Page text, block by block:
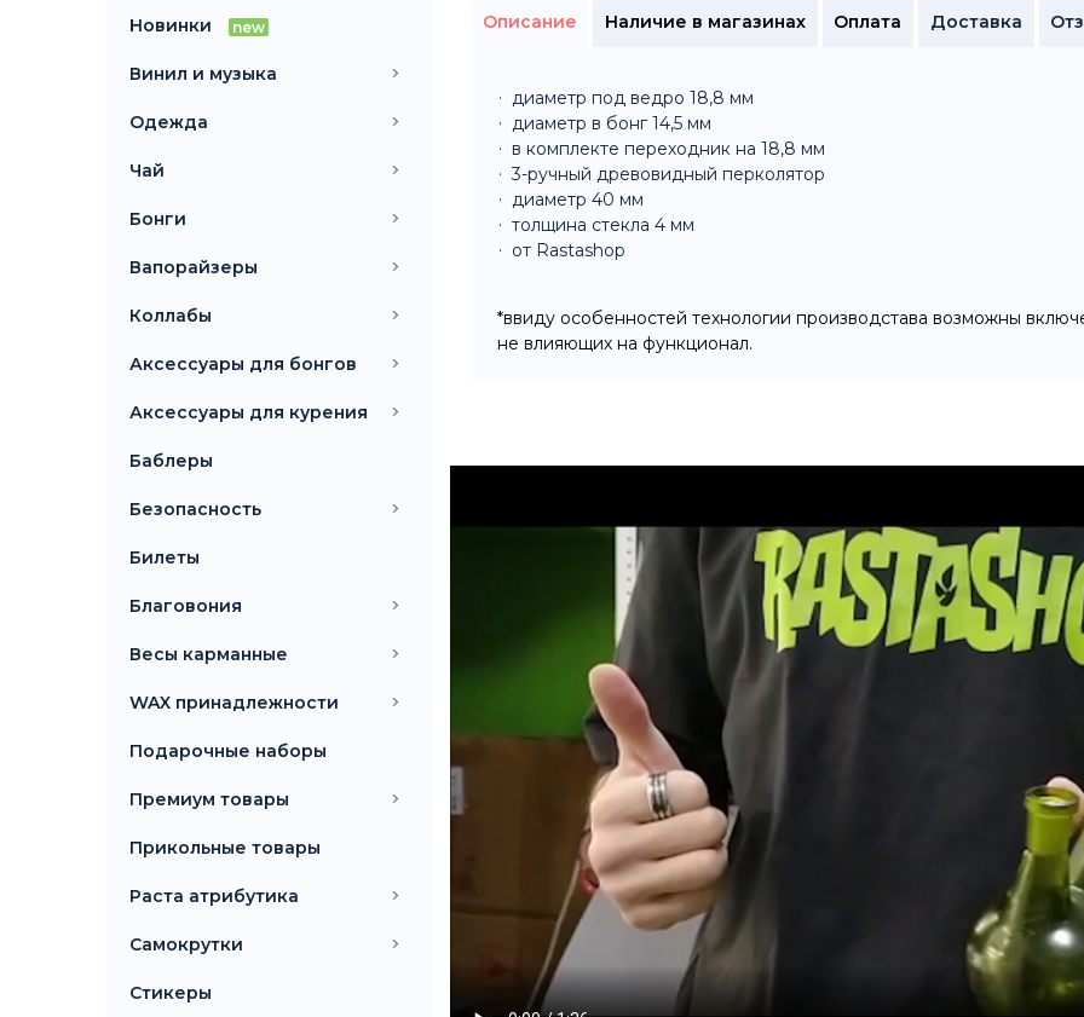
Новинки new
Винил и музыка
Одежда
Чай
Бонги
Вапорайзеры
Коллабы
Аксессуары для бонгов
Аксессуары для курения
Баблеры
Безопасность
Билеты
Благовония
Весы карманные
WAX принадлежности
Подарочные наборы
Премиум товары
Прикольные товары
Раста атрибутика
Самокрутки
Стикеры
Описание
диаметр под ведро 18,8 мм
диаметр в бонг 14,5 мм
в комплекте переходник на 18,8 мм
3-ручный древовидный перколятор
диаметр 40 мм
толщина стекла 4 мм
от Rastashop
*ввиду особенностей технологии производстава возможны
не влияющих на функционал.
Наличие в магазинах Оплата Доставка